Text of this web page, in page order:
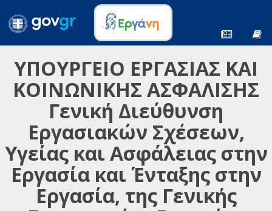
ΥΠΟΥΡΓΕΙΟ ΕΡΓΑΣΙΑΣ ΚΑΙ
ΚΟΙΝΩΝΙΚΗΣ ΑΣΦΑΛΙΣΗΣ
Γενική Διεύθυνση
Εργασιακών Σχέσεων,
Υγείας και Ασφάλειας στην
Εργασία και Ένταξης στην
Εργασία, της Γενικής